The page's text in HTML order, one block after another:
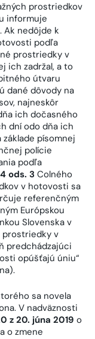
prostriedkov
informuje
Ak nedôjde k
podľa
prostriedky v
ich zadržal, a to
útvaru
dané dôvody na
najneskôr
ich dočasného
dní odo dňa ich
písomnej
polície
podľa
ods. 3 Colného
v hotovosti sa
referenčným
Európskou
Slovenska v
prostriedky v
predchádzajúci
opúšťajú úniu“
sa novela
V nadväznosti
z 20. júna 2019 o
o zmene